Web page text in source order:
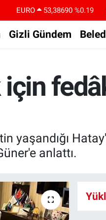
STERLİN 61,60380 %0.18
G.ALTIN
6862,09000
%0.19
DOLAR
45,43620 %0.02
EURO
53,38690 %0.19
Gizli Gündem
yaşandığı
anlattı.